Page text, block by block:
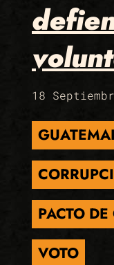
18
PACTO
VOTO